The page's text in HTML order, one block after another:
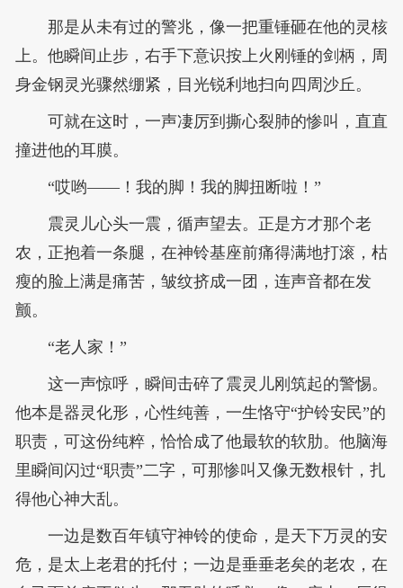
那是从未有过的警兆，像一把重锤砸在他的灵核
上。他瞬间止步，右手下意识按上火刚锤的剑柄，周
身金钢灵光骤然绷紧，目光锐利地扫向四周沙丘。
可就在这时，一声凄厉到撕心裂肺的惨叫，直直
撞进他的耳膜。
“哎哟——！我的脚！我的脚扭断啦！”
震灵儿心头一震，循声望去。正是方才那个老
农，正抱着一条腿，在神铃基座前痛得满地打滚，枯
瘦的脸上满是痛苦，皱纹挤成一团，连声音都在发
颤。
“老人家！”
这一声惊呼，瞬间击碎了震灵儿刚筑起的警惕。
他本是器灵化形，心性纯善，一生恪守“护铃安民”的
职责，可这份纯粹，恰恰成了他最软的软肋。他脑海
里瞬间闪过“职责”二字，可那惨叫又像无数根针，扎
得他心神大乱。
一边是数百年镇守神铃的使命，是天下万灵的安
危，是太上老君的托付；一边是垂垂老矣的老农，在